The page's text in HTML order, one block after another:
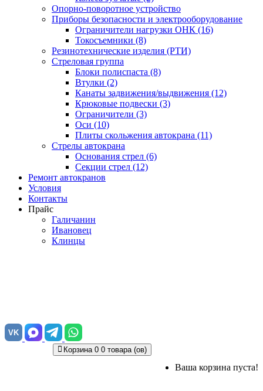
Опорно-поворотное устройство
Приборы безопасности и электрооборудование
Ограничители нагрузки ОНК (16)
Токосъемники (8)
Резинотехнические изделия (РТИ)
Стреловая группа
Блоки полиспаста (8)
Втулки (2)
Канаты задвижения/выдвижения (12)
Крюковые подвески (3)
Ограничители (3)
Оси (10)
Плиты скольжения автокрана (11)
Стрелы автокрана
Основания стрел (6)
Секции стрел (12)
Ремонт автокранов
Условия
Контакты
Прайс
Галичанин
Ивановец
Клинцы
VK
Корзина 0 0 товара (ов)
Ваша корзина пуста!